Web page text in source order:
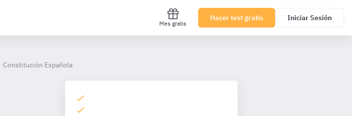
Mes gratis
Hacer test gratis Iniciar Sesión
Constitución Española